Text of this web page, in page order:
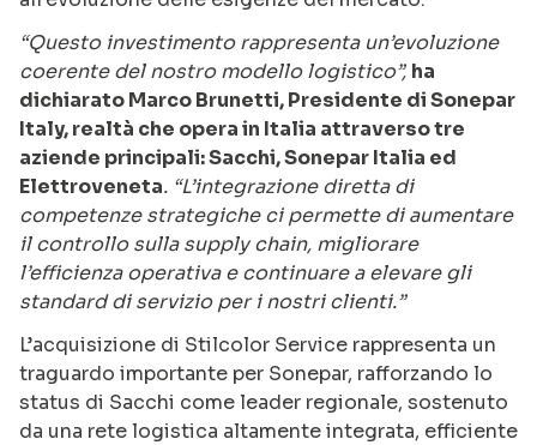
“Questo investimento rappresenta un’evoluzione
coerente del nostro modello logistico”, ha
dichiarato Marco Brunetti, Presidente diSonepar
Italy, realtà che opera in Italia attraverso tre
aziende principali: Sacchi, Sonepar Italia ed
Elettroveneta. “L’integrazione diretta di
competenze strategiche ci permette di aumentare
il controllo sulla supply chain, migliorare
l’efficienza operativa e continuare a elevare gli
standard di servizio per i nostri clienti.”
L’acquisizione di Stilcolor Service rappresenta un
traguardo importante per Sonepar, rafforzando lo
status di Sacchi come leader regionale, sostenuto
da una rete logistica altamente integrata, efficiente